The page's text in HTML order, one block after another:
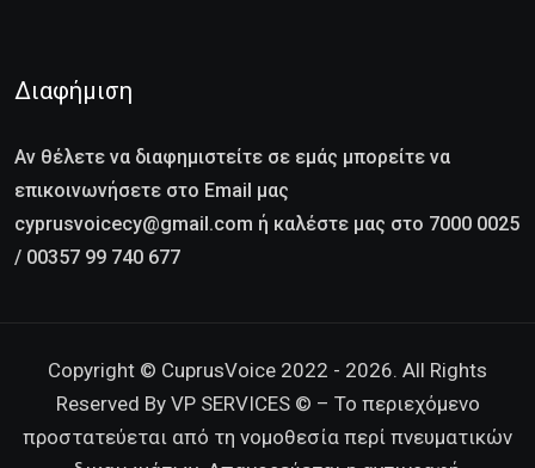
Διαφήμιση
Αν θέλετε να διαφημιστείτε σε εμάς μπορείτε να
επικοινωνήσετε στο Email μας
cyprusvoicecy@gmail.com ή καλέστε μας στο 7000 0025
/ 00357 99 740 677
Copyright © CuprusVoice 2022 - 2026. All Rights
Reserved By VP SERVICES © – Το περιεχόμενο
προστατεύεται από τη νομοθεσία περί πνευματικών